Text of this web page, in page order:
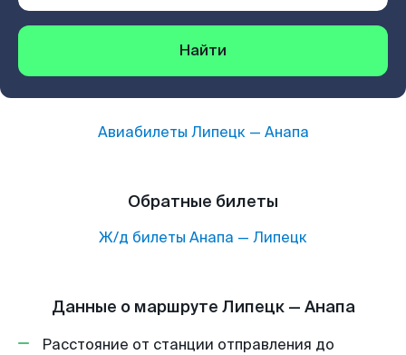
Найти
Авиабилеты Липецк— Анапа
Обратные билеты
Ж/д билеты Анапа — Липецк
Данные о маршруте Липецк — Анапа
Расстояние от станции отправления до